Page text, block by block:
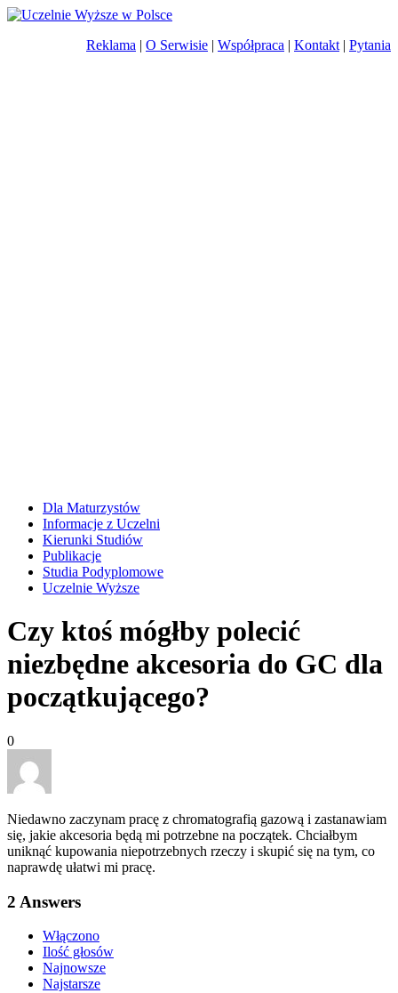
Reklama | O Serwisie | Współpraca | Kontakt | Pytania
Dla Maturzystów
Informacje z Uczelni
Kierunki Studiów
Publikacje
Studia Podyplomowe
Uczelnie Wyższe
Czy ktoś mógłby polecić
niezbędne akcesoria do GC dla
początkującego?
0
Niedawno zaczynam pracę z chromatografią gazową i zastanawiam
się, jakie akcesoria będą mi potrzebne na początek. Chciałbym
uniknąć kupowania niepotrzebnych rzeczy i skupić się na tym, co
naprawdę ułatwi mi pracę.
2 Answers
Włączono
Ilość głosów
Najnowsze
Najstarsze